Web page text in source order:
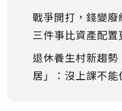
戰爭開打，錢變
三件事比資產配置
退休養生村新趨
居」：沒上課不